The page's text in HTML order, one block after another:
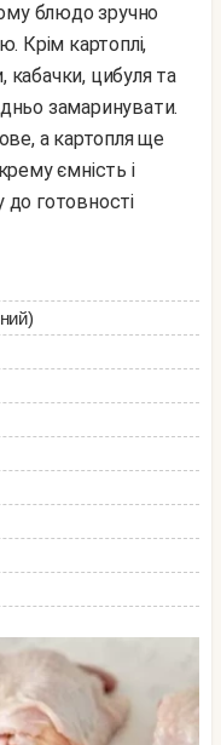
Крім картоплі,
цибуля та
замаринувати.
а картопля ще
ємність і
готовності